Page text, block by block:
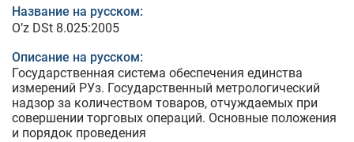
Название на русском:
O’z DSt 8.025:2005
Описание на русском:
Государственная система обеспечения единства
измерений РУз. Государственный метрологический
надзор за количеством товаров, отчуждаемых при
совершении торговых операций. Основные положения
и порядок проведения